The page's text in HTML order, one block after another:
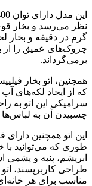
چروک‌های عمیق را از
برمی‌گرداند.
که از ایجاد لکه‌های
سرامیکی این اتو به
چسبیدن آن به
این اتو همچنین دارای
طوری که می‌توانید
ابریشم، پنبه و پشمی
مناسب برای هر